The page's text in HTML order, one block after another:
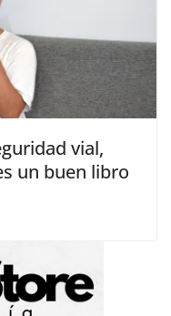
vial,
un buen libro